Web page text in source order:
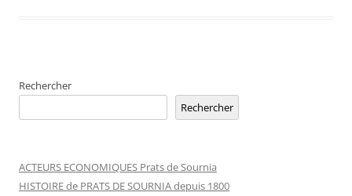
Rechercher
Rechercher
ACTEURS ECONOMIQUES Prats de Sournia
HISTOIRE de PRATS DE SOURNIA depuis 1800